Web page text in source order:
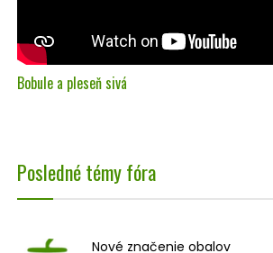
Bobule a pleseň sivá
Posledné témy fóra
Nové značenie obalov